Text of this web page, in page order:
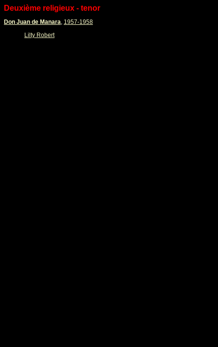
Deuxième religieux - tenor
Don Juan de Manara, 1957-1958
Lilty Robert